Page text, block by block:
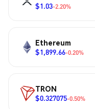
$1.03-2.20%
Ethereum
$1,899.66-0.20%
TRON
$0.327075-0.50%